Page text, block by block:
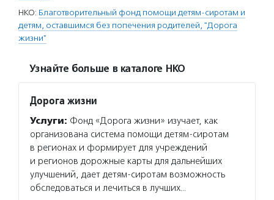
НКО: Благотворительный фонд помощи детям-сиротам и
детям, оставшимся без попечения родителей, "Дорога
жизни"
Узнайте больше в каталоге НКО
Дорога жизни
Услуги: Фонд «Дорога жизни» изучает, как
организована система помощи детям-сиротам
в регионах и формирует для учреждений
и регионов дорожные карты для дальнейших
улучшений, дает детям-сиротам возможность
обследоваться и лечиться в лучших…